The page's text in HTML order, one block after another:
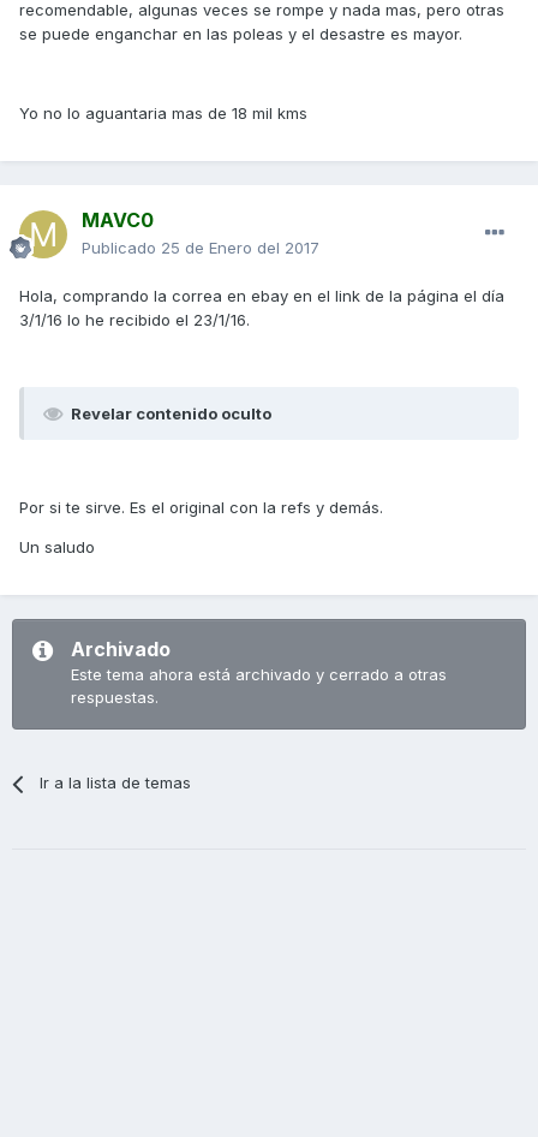
recomendable, algunas veces se rompe y nada mas, pero otras
se puede enganchar en las poleas y el desastre es mayor.
Yo no lo aguantaria mas de 18 mil kms
MAVC0
Publicado 25 de Enero del 2017
Hola, comprando la correa en ebay en el link de la página el día
3/1/16 lo he recibido el 23/1/16.
Revelar contenido oculto
Por si te sirve. Es el original con la refs y demás.
Un saludo
Archivado
Este tema ahora está archivado y cerrado a otras
respuestas.
Ir a la lista de temas